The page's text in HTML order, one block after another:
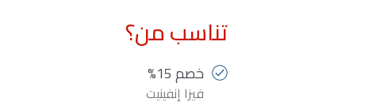
تناسب من؟
خصم 15%
فيزا إنفينيت